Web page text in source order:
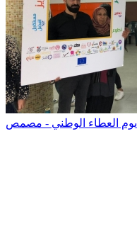
يوم العطاء الوطني - مصمص